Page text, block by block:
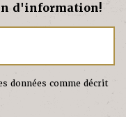
d'information!
données comme décrit